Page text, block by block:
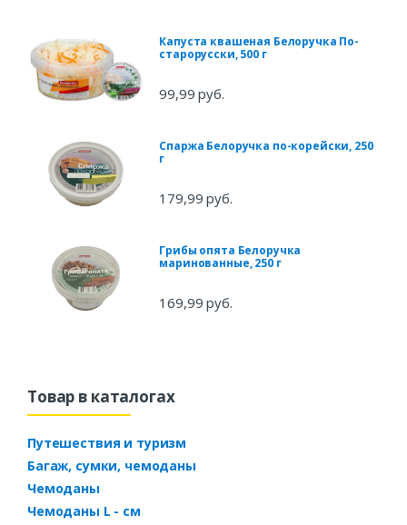
Капуста квашеная Белоручка По-
старорусски, 500 г
99,99 руб.
Спаржа Белоручка по-корейски, 250
г
179,99 руб.
Грибы опята Белоручка
маринованные, 250 г
169,99 руб.
Товар в каталогах
Путешествия и туризм
Багаж, сумки, чемоданы
Чемоданы
Чемоданы L - см